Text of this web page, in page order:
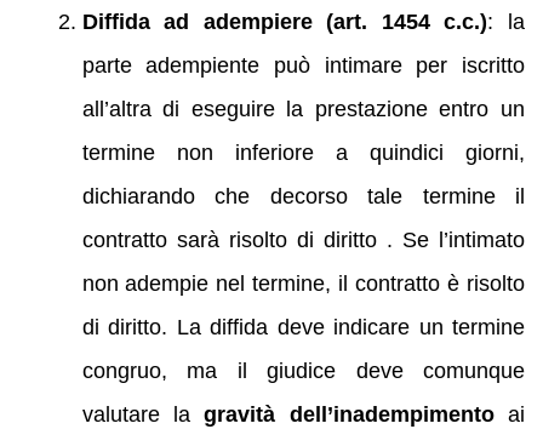
Diffida ad adempiere (art. 1454 c.c.): la
parte adempiente può intimare per iscritto
all’altra di eseguire la prestazione entro un
termine non inferiore a quindici giorni,
dichiarando che decorso tale termine il
contratto sarà risolto di diritto . Se l’intimato
non adempie nel termine, il contratto è risolto
di diritto. La diffida deve indicare un termine
congruo, ma il giudice deve comunque
valutare lagravità dell’inadempimentoai